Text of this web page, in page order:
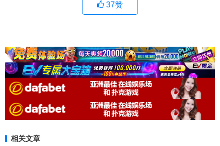
37赞
相关文章